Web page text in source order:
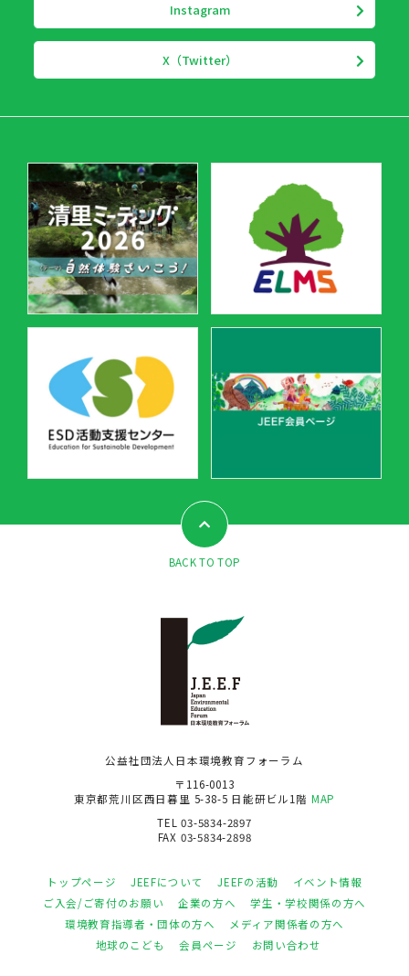
Instagram
X（Twitter）
BACK TO TOP
公益社団法人日本環境教育フォーラム
〒116-0013
東京都荒川区西日暮里 5-38-5 日能研ビル1階 MAP
TEL 03-5834-2897
FAX 03-5834-2898
トップページ JEEFについて JEEFの活動
イベント情報
ご入会/ご寄付のお願い
企業の方へ
学生・学校関係の方へ
環境教育指導者・団体の方へ
メディア関係者の方へ
地球のこども
会員ページ お問い合わせ